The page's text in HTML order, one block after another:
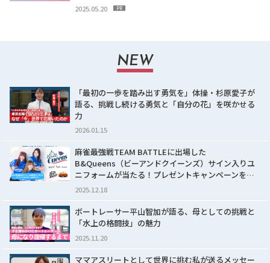
2025.05.20 PR
NEW
「最初の一歩を踏み出す勇気を」体操・杉原愛子が
語る、挑戦し続ける勇気と「自分の花」を咲かせる
力
2026.01.15
麻雀最強戦TEAM BATTLEに出場した
B&Queens（ビーアンドクイーンズ）サイン入りユ
ニフォームが当たる！プレゼントキャンペーンを…
2025.12.18
ボートレーサー平山智加が語る、母としての挑戦と
「水上の格闘技」の魅力
2025.11.20
ママアスリートとして世界に挑む私が送るメッセー